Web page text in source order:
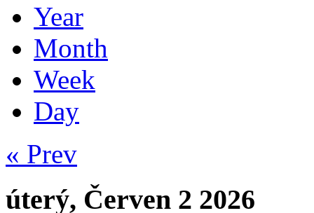
Year
Month
Week
Day
« Prev
úterý, Červen 2 2026